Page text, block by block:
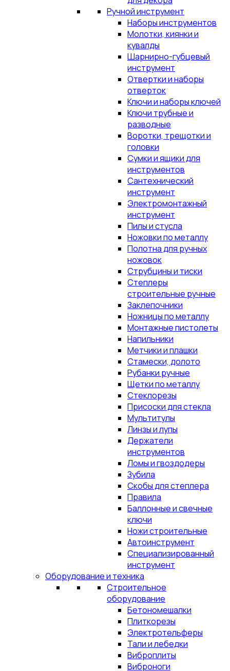
Ручной инструмент
Наборы инструментов
Молотки, киянки и
кувалды
Шарнирно-губцевый
инструмент
Отвертки и наборы
отверток
Ключи и наборы ключей
Ключи трубные и
разводные
Воротки, трещотки и
головки
Сумки и ящики для
инструментов
Сантехнический
инструмент
Электромонтажный
инструмент
Пилы и стусла
Ножовки по металлу
Полотна для ручных
ножовок
Струбцины и тиски
Степлеры
строительные ручные
Заклепочники
Ножницы по металлу
Монтажные пистолеты
Напильники
Метчики и плашки
Стамески, долото
Рубанки ручные
Щетки по металлу
Стеклорезы
Присоски для стекла
Мультитулы
Линзы и лупы
Держатели
инструментов
Ломы и гвоздодеры
Зубила
Скобы для степлера
Правила
Баллонные и свечные
ключи
Ножи строительные
Автоинструмент
Специализированный
инструмент
Оборудование и техника
Строительное
оборудование
Бетономешалки
Плиткорезы
Электротельферы
Тали и лебедки
Виброплиты
Виброноги